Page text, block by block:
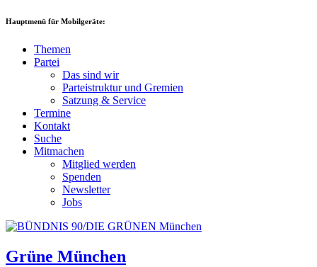
Hauptmenü für Mobilgeräte:
Themen
Partei
Das sind wir
Parteistruktur und Gremien
Satzung & Service
Termine
Kontakt
Suche
Mitmachen
Mitglied werden
Spenden
Newsletter
Jobs
Grüne München